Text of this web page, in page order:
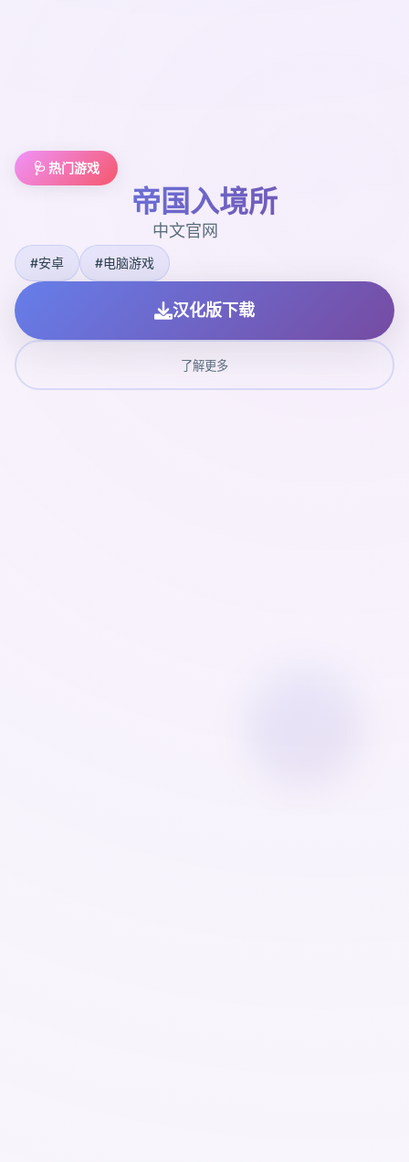
🩺 热门游戏
帝国入境所
中文官网
#安卓 #电脑游戏
汉化版下载
了解更多